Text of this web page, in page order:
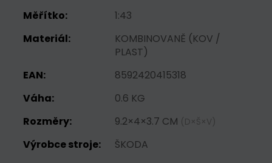
Měřítko:
1:43
Materiál:
KOMBINOVANĚ (KOV /
PLAST)
EAN:
8592420415318
Váha:
0.6 KG
Rozměry:
9.2×4×3.7 CM (D×Š×V)
Výrobce stroje: ŠKODA